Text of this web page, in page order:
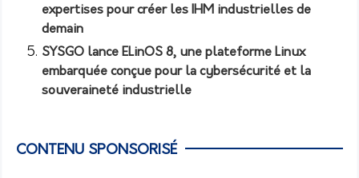
expertises pour créer les IHM industrielles de
demain
SYSGO lance ELinOS 8, une plateforme Linux
embarquée conçue pour la cybersécurité et la
souveraineté industrielle
CONTENU SPONSORISÉ